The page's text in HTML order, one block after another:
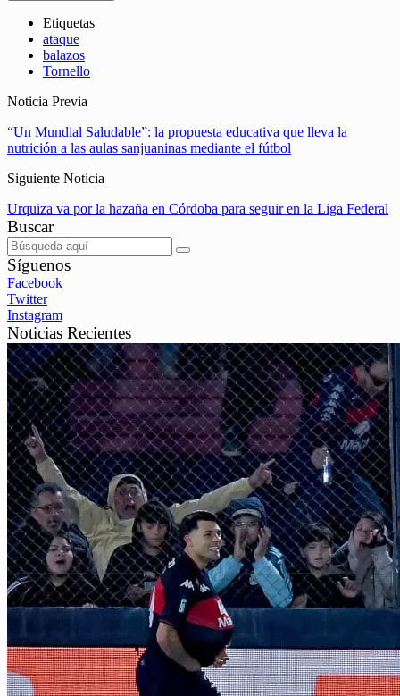
Etiquetas
ataque
balazos
Tornello
Noticia Previa
“Un Mundial Saludable”: la propuesta educativa que lleva la
nutrición a las aulas sanjuaninas mediante el fútbol
Siguiente Noticia
Urquiza va por la hazaña en Córdoba para seguir en la Liga Federal
Buscar
Síguenos
Facebook
Twitter
Instagram
Noticias Recientes